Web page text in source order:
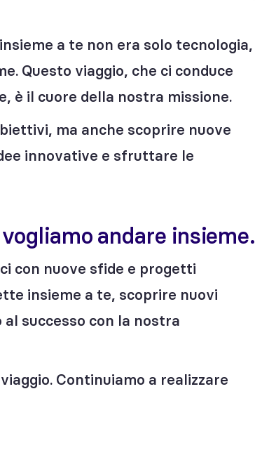
a te non era solo tecnologia,
Questo viaggio, che ci conduce
è il cuore della nostra missione.
ma anche scoprire nuove
innovative e sfruttare le
andare insieme.
con nuove sfide e progetti
insieme a te, scoprire nuovi
successo con la nostra
Continuiamo a realizzare